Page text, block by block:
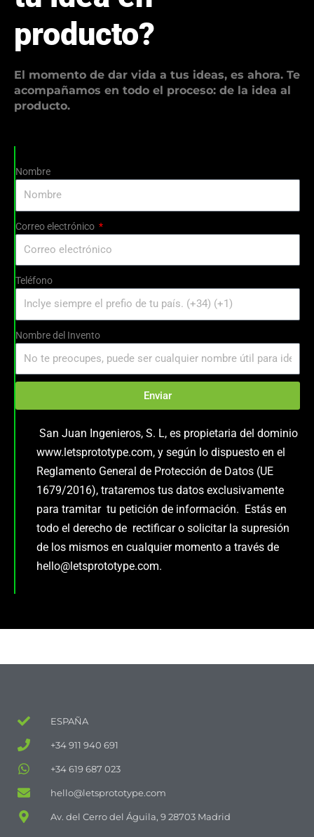
producto?
El momento de dar vida a tus ideas, es ahora. Te
acompañamos en todo el proceso: de la idea al
producto.
Nombre
Correo electrónico
Teléfono
Nombre del Invento
Enviar
San Juan Ingenieros, S. L, es propietaria del dominio
www.letsprototype.com, y según lo dispuesto en el
Reglamento General de Protección de Datos (UE
1679/2016), trataremos tus datos exclusivamente
para tramitar tu petición de información. Estás en
todo el derecho de rectificar o solicitar la supresión
de los mismos en cualquier momento a través de
hello@letsprototype.com.
ESPAÑA
+34 911 940 691
+34 619 687 023
hello@letsprototype.com
Av. del Cerro del Águila, 9 28703 Madrid